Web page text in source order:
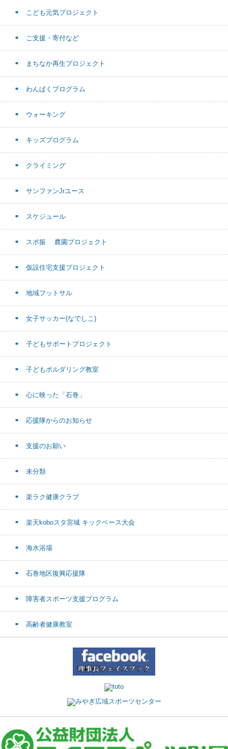
こども元気プロジェクト
ご支援・寄付など
まちなか再生プロジェクト
わんぱくプログラム
ウォーキング
キッズプログラム
クライミング
サンファンJrユース
スケジュール
スポ振 農園プロジェクト
仮設住宅支援プロジェクト
地域フットサル
女子サッカー(なでしこ)
子どもサポートプロジェクト
子どもボルダリング教室
心に映った「石巻」
応援隊からのお知らせ
支援のお願い
未分類
楽ラク健康クラブ
楽天koboスタ宮城 キックベース大会
海水浴場
石巻地区復興応援隊
障害者スポーツ支援プログラム
高齢者健康教室